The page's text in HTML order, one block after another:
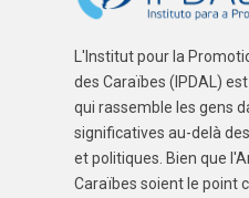
L'Institut pour la
des Caraïbes (IPDAL)
qui rassemble les gens
significatives au-delà
et politiques. Bien que
Caraïbes soient le point